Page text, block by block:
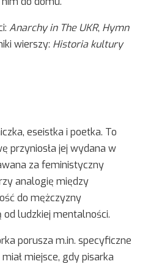
Anarchy in The UKR, Hymn
wierszy: Historia kultury
eseistka i poetka. To
przyniosła jej wydana w
za feministyczny
analogię między
do mężczyzny
od ludzkiej mentalności.
porusza m.in. specyficzne
miejsce, gdy pisarka